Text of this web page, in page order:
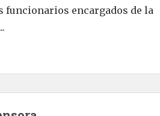
funcionarios encargados de la